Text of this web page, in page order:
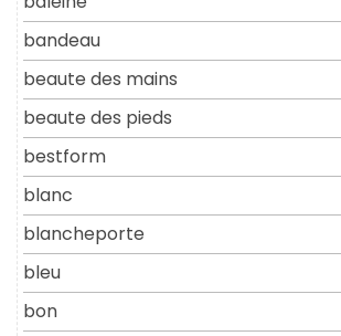
bandeau
beaute des mains
beaute des pieds
bestform
blanc
blancheporte
bleu
bon